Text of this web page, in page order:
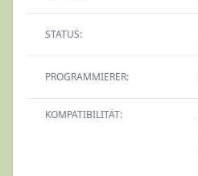
STATUS:
PROGRAMMIERER:
KOMPATIBILITÄT: